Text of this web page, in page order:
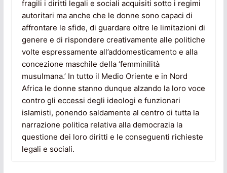
fragili i diritti legali e sociali acquisiti sotto i regimi
autoritari ma anche che le donne sono capaci di
affrontare le sfide, di guardare oltre le limitazioni di
genere e di rispondere creativamente alle politiche
volte espressamente all’addomesticamento e alla
concezione maschile della ‘femminilità
musulmana.’ In tutto il Medio Oriente e in Nord
Africa le donne stanno dunque alzando la loro voce
contro gli eccessi degli ideologi e funzionari
islamisti, ponendo saldamente al centro di tutta la
narrazione politica relativa alla democrazia la
questione dei loro diritti e le conseguenti richieste
legali e sociali.